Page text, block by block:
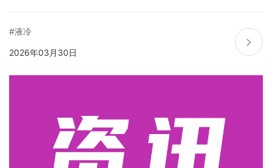
#液冷
2026年03月30日